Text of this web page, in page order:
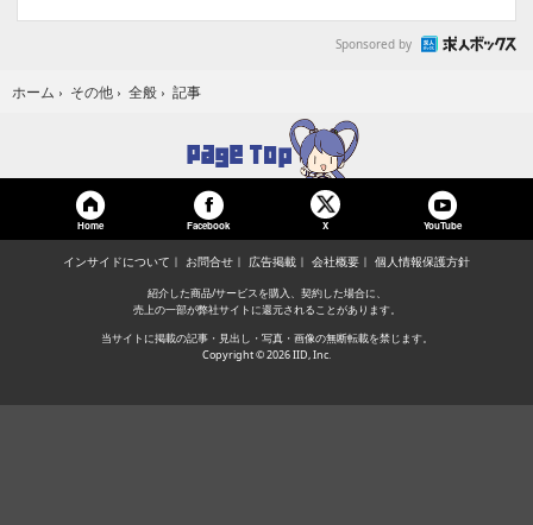
Sponsored by
ホーム › その他 › 全般 › 記事
Home Facebook X YouTube
インサイドについて お問合せ 広告掲載 会社概要 個人情報保護方針
紹介した商品/サービスを購入、契約した場合に、
売上の一部が弊社サイトに還元されることがあります。
当サイトに掲載の記事・見出し・写真・画像の無断転載を禁じます。
Copyright © 2026 IID, Inc.